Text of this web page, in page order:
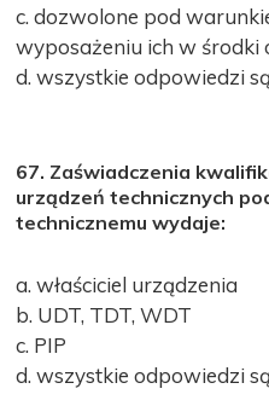
c. dozwolone pod
wyposażeniu ich w środki
d. wszystkie odpowiedzi
67. Zaświadczenia
urządzeń technicznych
technicznemu wydaje:
a. właściciel urządzenia
b. UDT, TDT, WDT
c. PIP
d. wszystkie odpowiedzi